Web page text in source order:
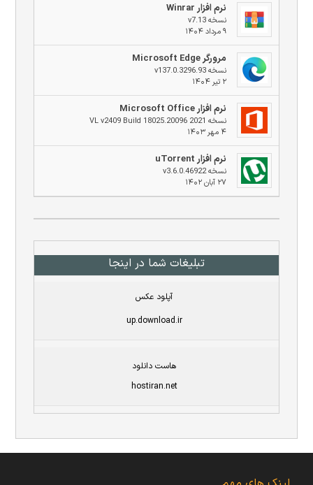
نرم افزار Winrar
نسخه v7.13
۹ مرداد ۱۴۰۴
مرورگر Microsoft Edge
نسخه v137.0.3296.93
۲ تیر ۱۴۰۴
نرم افزار Microsoft Office
نسخه 2021 VL v2409 Build 18025.20096
۴ مهر ۱۴۰۳
نرم افزار uTorrent
نسخه v3.6.0.46922
۲۷ آبان ۱۴۰۲
تبلیغات شما در اینجا
آپلود عکس
up.download.ir
هاست دانلود
hostiran.net